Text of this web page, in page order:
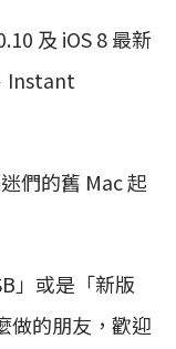
及 iOS 8 最新
Instant
們的舊 Mac 起
」或是「新版
做的朋友，歡迎